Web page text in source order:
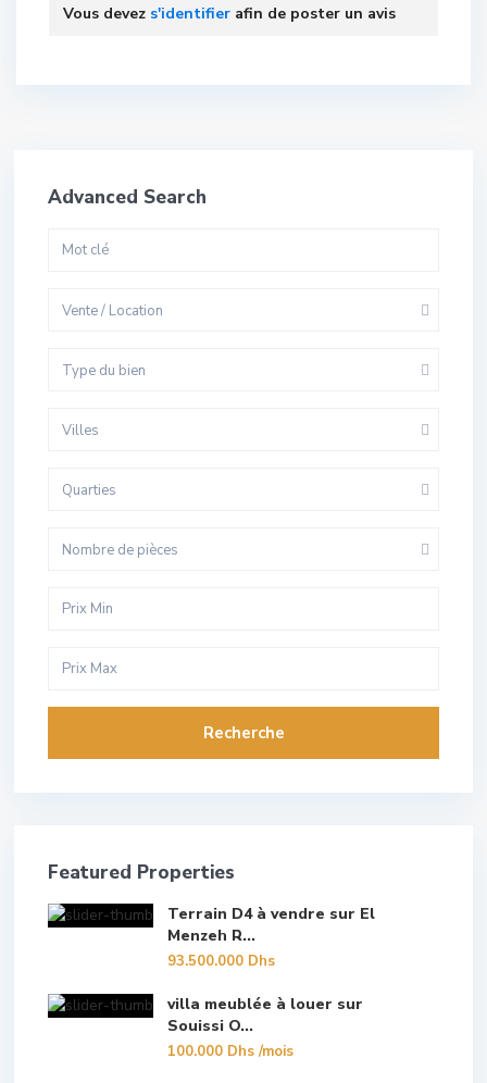
Vous devez s'identifier afin de poster un avis
Advanced Search
Vente / Location
Type du bien
Villes
Quarties
Nombre de pièces
Recherche
Featured Properties
Terrain D4 à vendre sur El
Menzeh R...
93.500.000 Dhs
villa meublée à louer sur
Souissi O...
100.000 Dhs/mois